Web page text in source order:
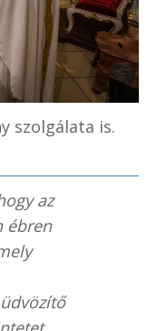
szolgálata is.
az
ébren